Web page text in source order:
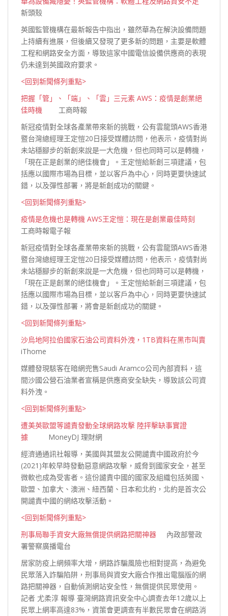
新頭殼
英國監管機構在最新報告中指出，雖然華為在解決設備問題
上持續有進展，但後續又發現了更多新的問題，主要是軟體
工程和網路安全方面，導致這家中國電信設備供應商的表現
仍未達到英國政府要求。
<回到新聞條列重點>
把握「管」、「端」、「雲」三元素 AWS：疫情是創業絕
佳時機 工商時報
新冠疫情對全球各產業帶來新的挑戰，公有雲龍頭AWS香港
暨台灣總經理王定愷20日接受媒體訪問，他表示，疫情對尚
未站穩腳步的新創來說是一大危機，但也同時可以是轉機，
「現在正是創業的絕佳機會」。王定愷給新創三項建議，包
括應以國際市場為目標，並以客戶為中心，同時更要快速試
錯，以及彈性部署，將是新創成功的關鍵。
<回到新聞條列重點>
疫情是危機也是轉機 AWS王定愷：現在是創業最佳時刻
工商時報電子報
新冠疫情對全球各產業帶來新的挑戰，公有雲龍頭AWS香港
暨台灣總經理王定愷20日接受媒體訪問，他表示，疫情對尚
未站穩腳步的新創來說是一大危機，但也同時可以是轉機，
「現在正是創業的絕佳機會」。王定愷給新創三項建議，包
括應以國際市場為目標，並以客戶為中心，同時更要快速試
錯，以及彈性部署，將會是新創成功的關鍵。
<回到新聞條列重點>
沙烏地阿拉伯國家石油公司資料外洩，1TB資料在黑市叫賣
iThome
媒體發現駭客在暗網兜售Saudi Aramco公司內部資料，這
間沙國公營石油業者宣稱是供應商安全缺失，導致該公司資
料外洩。
<回到新聞條列重點>
遭美英歐盟等譴責發動全球網路攻擊 陸抨擊缺事實證
據 MoneyDJ 理財網
經濟通通訊社報導，美國與其盟友公開譴責中國政府於今
(2021)年較早時發動惡意網路攻擊，威脅到國家安全，甚至
微軟也成為受害者。這份譴責中國的國家及組織包括英國、
歐盟、加拿大、澳洲、紐西蘭、日本和北約，北約是首次公
開譴責中國的網絡攻擊活動。
<回到新聞條列重點>
刑事局聯手資安大廠無償提供網路把關神器 內政部警政
署警察廣播電台
居家防疫上網頻率大增，網路詐騙風險也相對提高，為避免
民眾落入詐騙陷阱，刑事局與資安大廠合作推出電腦版的網
路把關神器，自動偵測網站安全性，無償提供民眾使用。
記者 尤柔淳 報導 臺灣網路資訊安全中心調查去年12歲以上
民眾上網率高達83%，資策會更調查有半數民眾會在網路消